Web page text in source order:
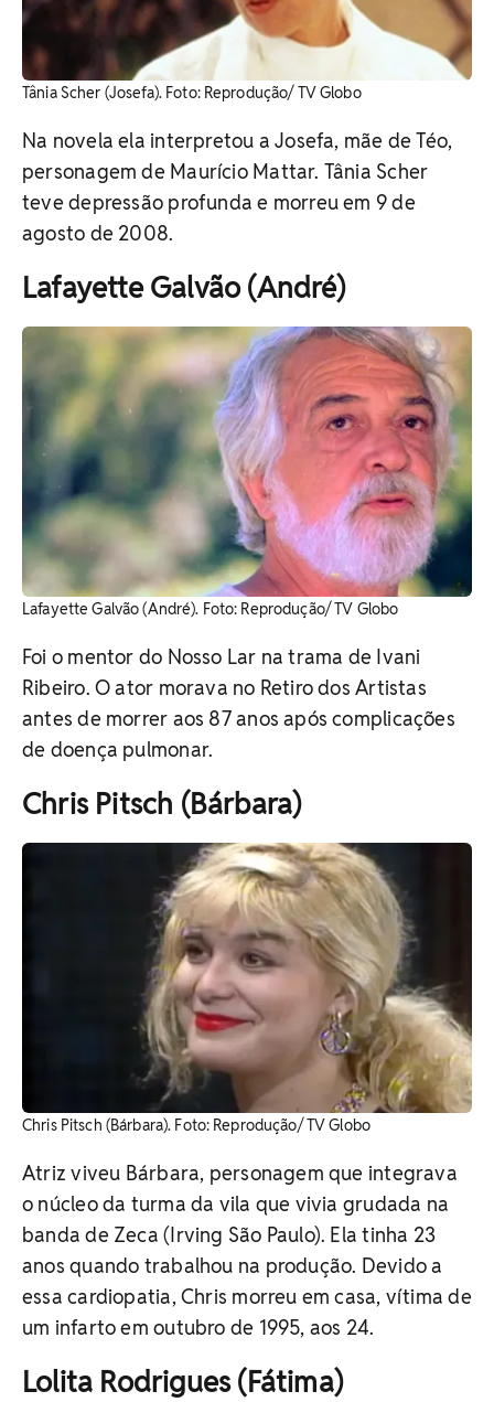
Tânia Scher (Josefa). Foto: Reprodução/ TV Globo
Na novela ela interpretou a Josefa, mãe de Téo,
personagem de Maurício Mattar. Tânia Scher
teve depressão profunda e morreu em 9 de
agosto de 2008.
Lafayette Galvão (André)
Lafayette Galvão (André). Foto: Reprodução/ TV Globo
Foi o mentor do Nosso Lar na trama de Ivani
Ribeiro. O ator morava no Retiro dos Artistas
antes de morrer aos 87 anos após complicações
de doença pulmonar.
Chris Pitsch (Bárbara)
Chris Pitsch (Bárbara). Foto: Reprodução/ TV Globo
Atriz viveu Bárbara, personagem que integrava
o núcleo da turma da vila que vivia grudada na
banda de Zeca (Irving São Paulo). Ela tinha 23
anos quando trabalhou na produção. Devido a
essa cardiopatia, Chris morreu em casa, vítima de
um infarto em outubro de 1995, aos 24.
Lolita Rodrigues (Fátima)